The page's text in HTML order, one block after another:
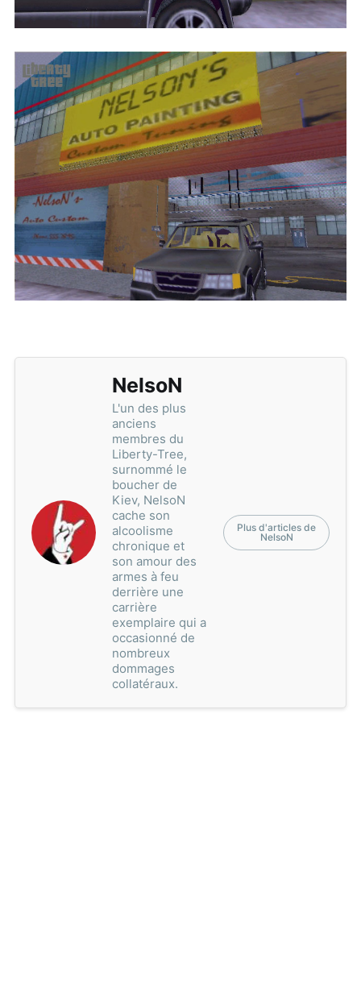
NelsoN
L'un des plus
anciens
membres du
Liberty-Tree,
surnommé le
boucher de
Kiev, NelsoN
cache son
alcoolisme
chronique et
son amour des
armes à feu
derrière une
carrière
exemplaire qui a
occasionné de
nombreux
dommages
collatéraux.
Plus d'articles de
NelsoN